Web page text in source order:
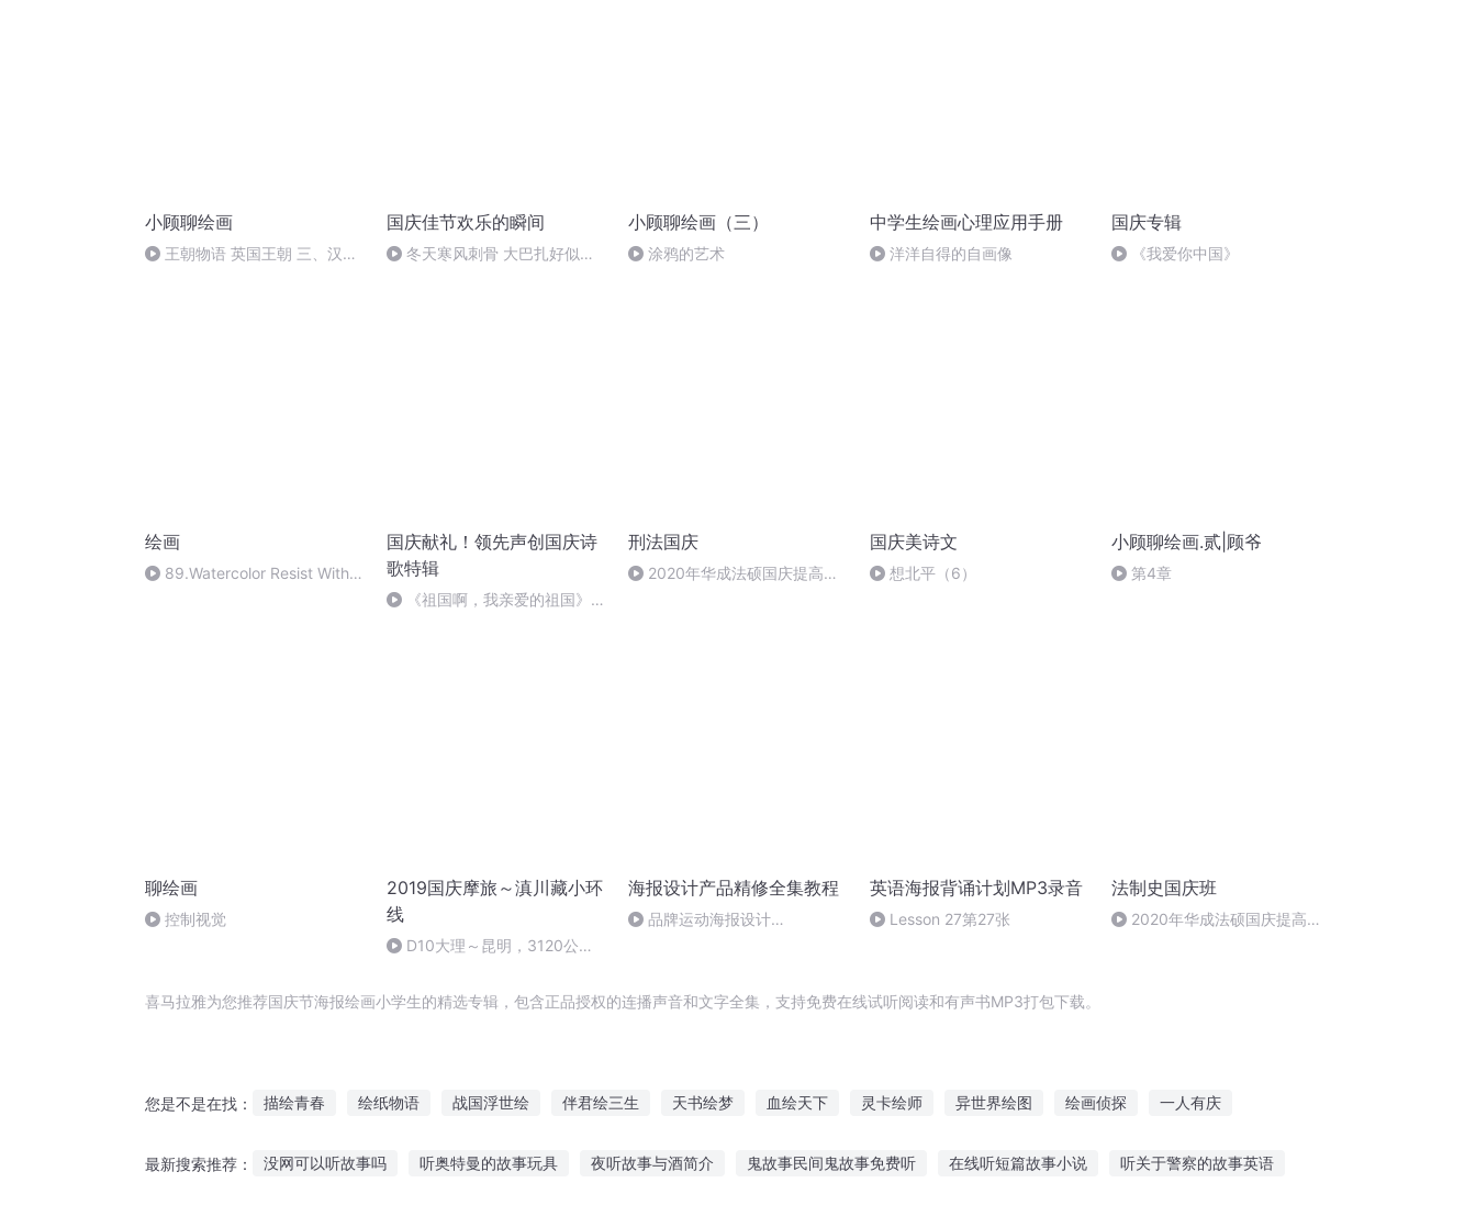
小顾聊绘画
王朝物语 英国王朝 三、汉诺
国庆佳节欢乐的瞬间
冬天寒风刺骨 大巴扎好似温
小顾聊绘画（三）
涂鸦的艺术
中学生绘画心理应用手册
洋洋自得的自画像
国庆专辑
《我爱你中国》
绘画
89.Watercolor Resist With
国庆献礼！领先声创国庆诗
歌特辑
《祖国啊，我亲爱的祖国》温
刑法国庆
2020年华成法硕国庆提高班
国庆美诗文
想北平（6）
小顾聊绘画.贰|顾爷
第4章
聊绘画
控制视觉
2019国庆摩旅～滇川藏小环
线
D10大理～昆明，3120公里
海报设计产品精修全集教程
品牌运动海报设计
英语海报背诵计划MP3录音
Lesson 27第27张
法制史国庆班
2020年华成法硕国庆提高班
喜马拉雅为您推荐国庆节海报绘画小学生的精选专辑，包含正品授权的连播声音和文字全集，支持免费在线试听阅读和有声书MP3打包下载。
您是不是在找： 描绘青春 绘纸物语 战国浮世绘 伴君绘三生 天书绘梦 血绘天下 灵卡绘师 异世界绘图 绘画侦探 一人有庆
最新搜索推荐： 没网可以听故事吗 听奥特曼的故事玩具 夜听故事与酒简介 鬼故事民间鬼故事免费听 在线听短篇故事小说 听关于警察的故事英语